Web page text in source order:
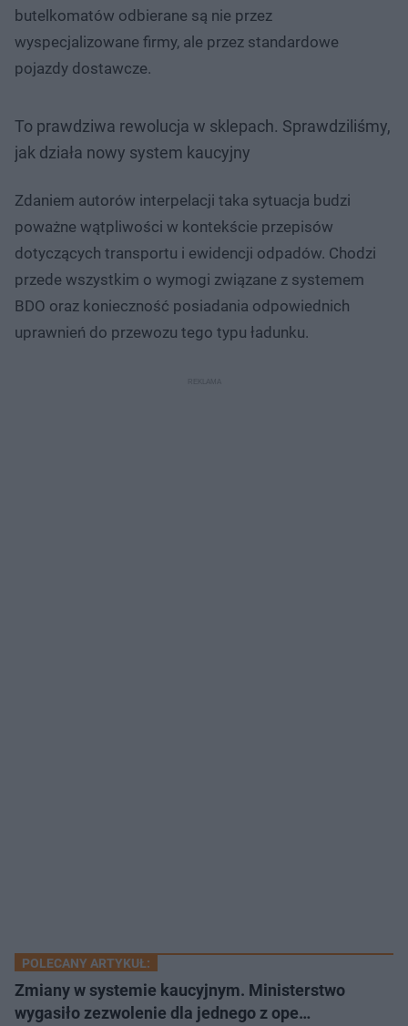
butelkomatów odbierane są nie przez
wyspecjalizowane firmy, ale przez standardowe
pojazdy dostawcze.
To prawdziwa rewolucja w sklepach. Sprawdziliśmy,
jak działa nowy system kaucyjny
Zdaniem autorów interpelacji taka sytuacja budzi
poważne wątpliwości w kontekście przepisów
dotyczących transportu i ewidencji odpadów. Chodzi
przede wszystkim o wymogi związane z systemem
BDO oraz konieczność posiadania odpowiednich
uprawnień do przewozu tego typu ładunku.
POLECANY ARTYKUŁ:
Zmiany w systemie kaucyjnym. Ministerstwo
wygasiło zezwolenie dla jednego z ope…